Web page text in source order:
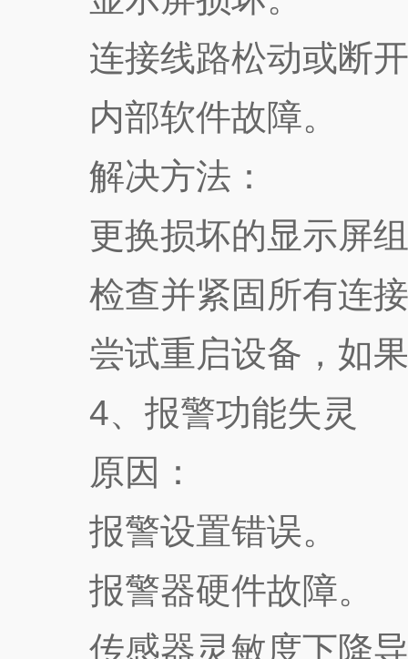
连接线路松动或断
内部软件故障。
解决方法：
更换损坏的显示屏
检查并紧固所有连
尝试重启设备，如果
4、报警功能失灵
原因：
报警设置错误。
报警器硬件故障。
传感器灵敏度下降导